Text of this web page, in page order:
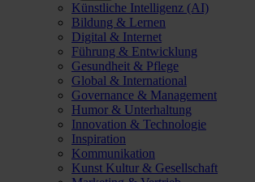
Künstliche Intelligenz (AI)
Bildung & Lernen
Digital & Internet
Führung & Entwicklung
Gesundheit & Pflege
Global & International
Governance & Management
Humor & Unterhaltung
Innovation & Technologie
Inspiration
Kommunikation
Kunst Kultur & Gesellschaft